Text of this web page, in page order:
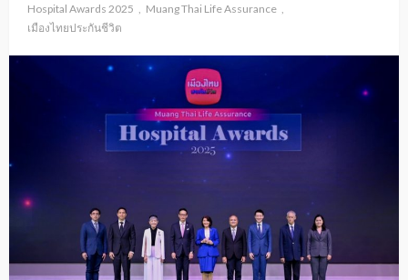
Hospital Awards 2025
Muang Thai Life Assurance
เมืองไทยประกันชีวิต